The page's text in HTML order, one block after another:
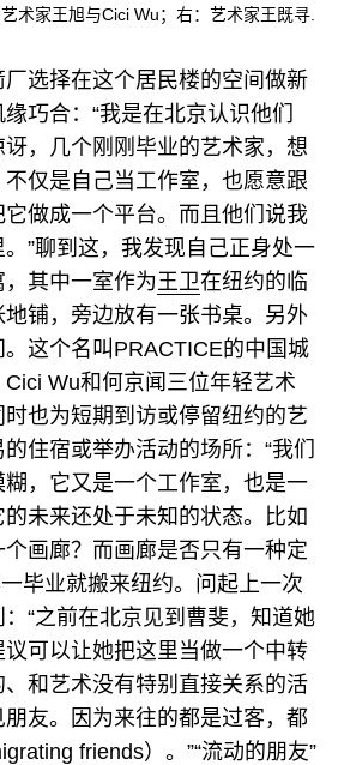
术家王旭与Cici Wu；右：艺术家王既寻.
选择在这个居民楼的空间做新
巧合：“我是在北京认识他们
，几个刚刚毕业的艺术家，想
仅是自己当工作室，也愿意跟
做成一个平台。而且他们说我
”聊到这，我发现自己正身处一
其中一室作为王卫在纽约的临
铺，旁边放有一张书桌。另外
这个名叫PRACTICE的中国城
Wu和何京闻三位年轻艺术
也为短期到访或停留纽约的艺
住宿或举办活动的场所：“我们
，它又是一个工作室，也是一
未来还处于未知的状态。比如
画廊？而画廊是否只有一种定
毕业就搬来纽约。问起上一次
“之前在北京见到曹斐，知道她
可以让她把这里当做一个中转
和艺术没有特别直接关系的活
友。因为来往的都是过客，都
friends）。”“流动的朋友”